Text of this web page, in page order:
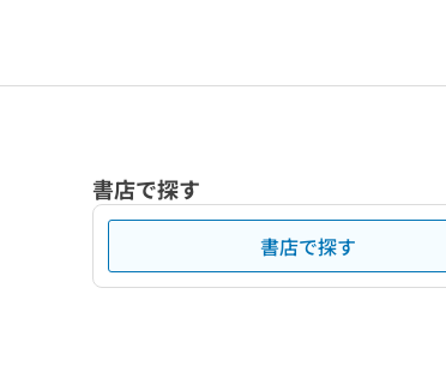
書店で探す
書店で探す